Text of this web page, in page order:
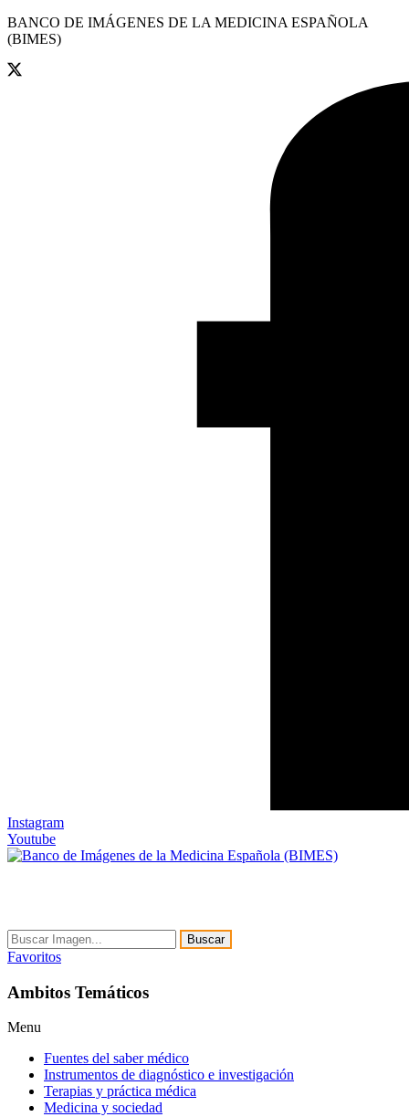
BANCO DE IMÁGENES DE LA MEDICINA ESPAÑOLA
(BIMES)
Instagram
Youtube
Buscar
Favoritos
Ambitos Temáticos
Menu
Fuentes del saber médico
Instrumentos de diagnóstico e investigación
Terapias y práctica médica
Medicina y sociedad